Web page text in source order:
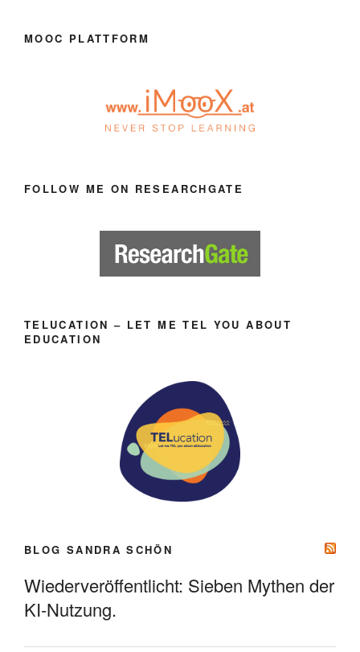
MOOC PLATTFORM
FOLLOW ME ON RESEARCHGATE
TELUCATION – LET ME TEL YOU ABOUT
EDUCATION
BLOG SANDRA SCHÖN
Wiederveröffentlicht: Sieben Mythen der
KI-Nutzung.